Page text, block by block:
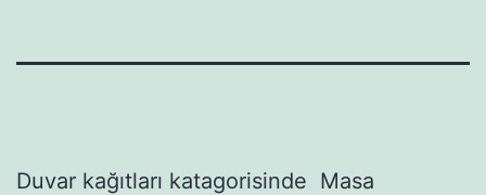
Duvar kağıtları katagorisinde Masa